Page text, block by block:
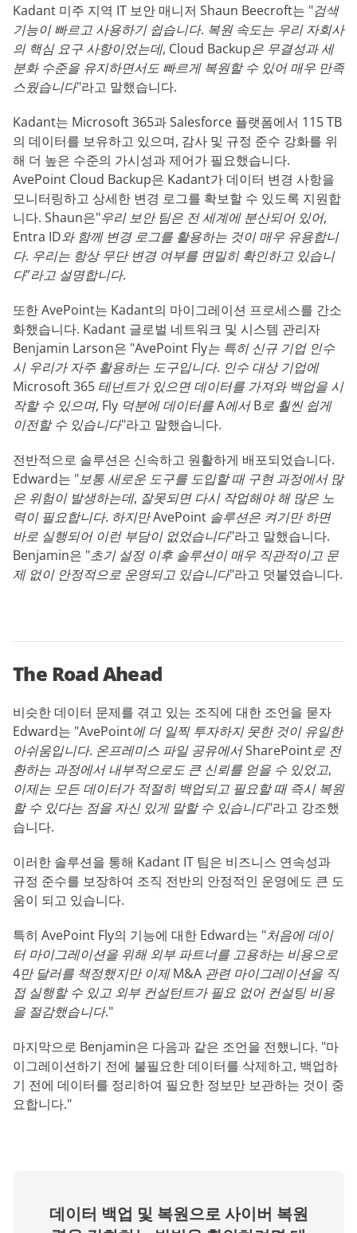
Kadant 미주 지역 IT 보안 매니저 Shaun Beecroft는 "검색
기능이 빠르고 사용하기 쉽습니다. 복원 속도는 우리 자회사
의 핵심 요구 사항이었는데, Cloud Backup은 무결성과 세
분화 수준을 유지하면서도 빠르게 복원할 수 있어 매우 만족
스웠습니다"라고 말했습니다.
Kadant는 Microsoft 365과 Salesforce 플랫폼에서 115 TB
의 데이터를 보유하고 있으며, 감사 및 규정 준수 강화를 위
해 더 높은 수준의 가시성과 제어가 필요했습니다.
AvePoint Cloud Backup은 Kadant가 데이터 변경 사항을
모니터링하고 상세한 변경 로그를 확보할 수 있도록 지원합
니다. Shaun은"우리 보안 팀은 전 세계에 분산되어 있어,
Entra ID와 함께 변경 로그를 활용하는 것이 매우 유용합니
다. 우리는 항상 무단 변경 여부를 면밀히 확인하고 있습니
다”라고 설명합니다.
또한 AvePoint는 Kadant의 마이그레이션 프로세스를 간소
화했습니다. Kadant 글로벌 네트워크 및 시스템 관리자
Benjamin Larson은 "AvePoint Fly는 특히 신규 기업 인수
시 우리가 자주 활용하는 도구입니다. 인수 대상 기업에
Microsoft 365 테넌트가 있으면 데이터를 가져와 백업을 시
작할 수 있으며, Fly 덕분에 데이터를 A에서 B로 훨씬 쉽게
이전할 수 있습니다"라고 말했습니다.
전반적으로 솔루션은 신속하고 원활하게 배포되었습니다.
Edward는 "보통 새로운 도구를 도입할 때 구현 과정에서 많
은 위험이 발생하는데, 잘못되면 다시 작업해야 해 많은 노
력이 필요합니다. 하지만 AvePoint 솔루션은 켜기만 하면
바로 실행되어 이런 부담이 없었습니다"라고 말했습니다.
Benjamin은 "초기 설정 이후 솔루션이 매우 직관적이고 문
제 없이 안정적으로 운영되고 있습니다"라고 덧붙였습니다.
The Road Ahead
비슷한 데이터 문제를 겪고 있는 조직에 대한 조언을 묻자
Edward는 "AvePoint에 더 일찍 투자하지 못한 것이 유일한
아쉬움입니다. 온프레미스 파일 공유에서 SharePoint로 전
환하는 과정에서 내부적으로도 큰 신뢰를 얻을 수 있었고,
이제는 모든 데이터가 적절히 백업되고 필요할 때 즉시 복원
할 수 있다는 점을 자신 있게 말할 수 있습니다"라고 강조했
습니다.
이러한 솔루션을 통해 Kadant IT 팀은 비즈니스 연속성과
규정 준수를 보장하여 조직 전반의 안정적인 운영에도 큰 도
움이 되고 있습니다.
특히 AvePoint Fly의 기능에 대한 Edward는 "처음에 데이
터 마이그레이션을 위해 외부 파트너를 고용하는 비용으로
4만 달러를 책정했지만 이제 M&A 관련 마이그레이션을 직
접 실행할 수 있고 외부 컨설턴트가 필요 없어 컨설팅 비용
을 절감했습니다."
마지막으로 Benjamin은 다음과 같은 조언을 전했니다. "마
이그레이션하기 전에 불필요한 데이터를 삭제하고, 백업하
기 전에 데이터를 정리하여 필요한 정보만 보관하는 것이 중
요합니다."
데이터 백업 및 복원으로 사이버 복원